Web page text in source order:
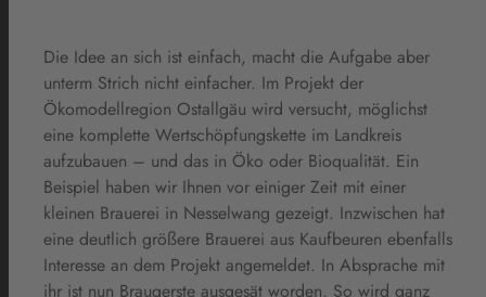
Die Idee an sich ist einfach, macht die Aufgabe aber
unterm Strich nicht einfacher. Im Projekt der
Ökomodellregion Ostallgäu wird versucht, möglichst
eine komplette Wertschöpfungskette im Landkreis
aufzubauen – und das in Öko oder Bioqualität. Ein
Beispiel haben wir Ihnen vor einiger Zeit mit einer
kleinen Brauerei in Nesselwang gezeigt. Inzwischen hat
eine deutlich größere Brauerei aus Kaufbeuren ebenfalls
Interesse an dem Projekt angemeldet. In Absprache mit
ihr ist nun Braugerste ausgesät worden. So wird ganz